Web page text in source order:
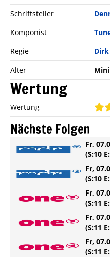
Schriftsteller
Komponist
Regie
Dirk
Alter
Wertung
Wertung
Nächste Folgen
Fr,
(S:10
Fr,
(S:10
Fr,
(S:11
Fr,
(S:11
Fr,
(S:11